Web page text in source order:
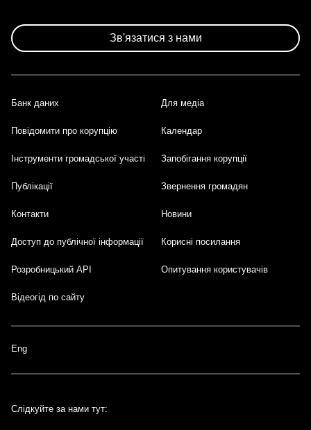
Зв'язатися з нами
Footer
Банк даних Для медіа
Повідомити про корупцію Календар
Інструменти громадської участі Запобігання корупції
Публікації Звернення громадян
Контакти Новини
Доступ до публічної інформації Корисні посилання
Розробницький API Опитування користувачів
Відеогід по сайту
Eng
Слідкуйте за нами тут: